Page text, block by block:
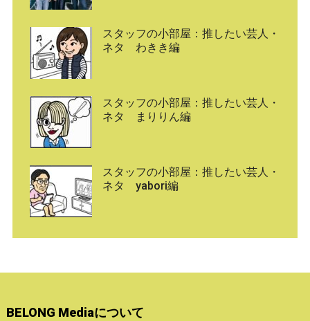
スタッフの小部屋：推したい芸人・
ネタ わきき編
スタッフの小部屋：推したい芸人・
ネタ まりりん編
スタッフの小部屋：推したい芸人・
ネタ yabori編
BELONG Mediaについて